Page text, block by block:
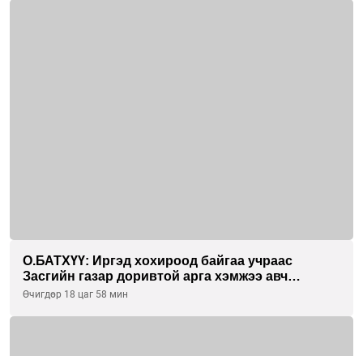
О.БАТХҮҮ: Иргэд хохироод байгаа учраас
Засгийн газар доривтой арга хэмжээ авч
ажиллана
Өчигдөр 18 цаг 58 мин